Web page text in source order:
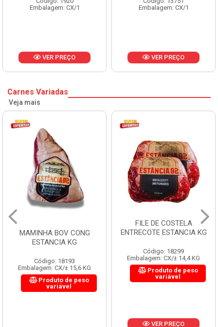
Embalagem: CX/1
VER PREÇO
Embalagem: CX/1
VER PREÇO
Carnes Variadas
Veja mais
MAMINHA BOV CONG
ESTANCIA KG
Código: 18193
Embalagem: CX/± 15,6 KG
Produto de peso
variável
FILE DE COSTELA
ENTRECOTE ESTANCIA KG
Código: 18299
Embalagem: CX/± 14,4 KG
Produto de peso
variável
VER PREÇO